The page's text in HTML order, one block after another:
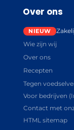
Over ons
Wie zijn wij
Over ons
Recepten
Tegen
Voor bedrijven
Contact met
HTML sitemap